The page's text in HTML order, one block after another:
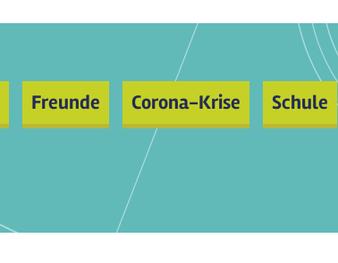
Freunde Corona-Krise Schule